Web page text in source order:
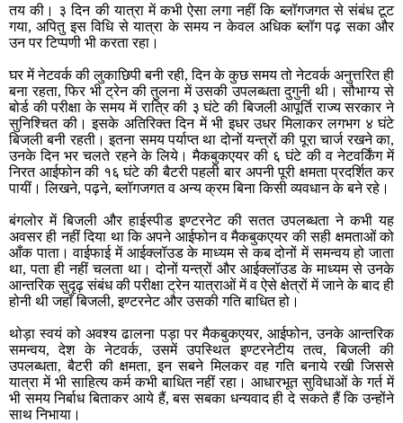
तय की। ३ दिन की यात्रा में कभी ऐसा लगा नहीं कि ब्लॉगजगत से संबंध टूट
गया, अपितु इस विधि से यात्रा के समय न केवल अधिक ब्लॉग पढ़ सका और
उन पर टिप्पणी भी करता रहा।
घर में नेटवर्क की लुकाछिपी बनी रही, दिन के कुछ समय तो नेटवर्क अनुत्तरित ही
बना रहता, फिर भी ट्रेन की तुलना में उसकी उपलब्धता दुगुनी थी। सौभाग्य से
बोर्ड की परीक्षा के समय में रात्रि की ३ घंटे की बिजली आपूर्ति राज्य सरकार ने
सुनिश्चित की। इसके अतिरिक्त दिन में भी इधर उधर मिलाकर लगभग ४ घंटे
बिजली बनी रहती। इतना समय पर्याप्त था दोनों यन्त्रों की पूरा चार्ज रखने का,
उनके दिन भर चलते रहने के लिये। मैकबुकएयर की ६ घंटे की व नेटवर्किंग में
निरत आईफोन की १६ घंटे की बैटरी पहली बार अपनी पूरी क्षमता प्रदर्शित कर
पायीं। लिखने, पढ़ने, ब्लॉगजगत व अन्य क्रम बिना किसी व्यवधान के बने रहे।
बंगलोर में बिजली और हाईस्पीड इण्टरनेट की सतत उपलब्धता ने कभी यह
अवसर ही नहीं दिया था कि अपने आईफोन व मैकबुकएयर की सही क्षमताओं को
आँक पाता। वाईफाई में आईक्लॉउड के माध्यम से कब दोनों में समन्वय हो जाता
था, पता ही नहीं चलता था। दोनों यन्त्रों और आईक्लॉउड के माध्यम से उनके
आन्तरिक सुदृढ़ संबंध की परीक्षा ट्रेन यात्राओं में व ऐसे क्षेत्रों में जाने के बाद ही
होनी थी जहाँ बिजली, इण्टरनेट और उसकी गति बाधित हो।
थोड़ा स्वयं को अवश्य ढालना पड़ा पर मैकबुकएयर, आईफोन, उनके आन्तरिक
समन्वय, देश के नेटवर्क, उसमें उपस्थित इण्टरनेटीय तत्व, बिजली की
उपलब्धता, बैटरी की क्षमता, इन सबने मिलकर वह गति बनाये रखी जिससे
यात्रा में भी साहित्य कर्म कभी बाधित नहीं रहा। आधारभूत सुविधाओं के गर्त में
भी समय निर्बाध बिताकर आये हैं, बस सबका धन्यवाद ही दे सकते हैं कि उन्होंने
साथ निभाया।